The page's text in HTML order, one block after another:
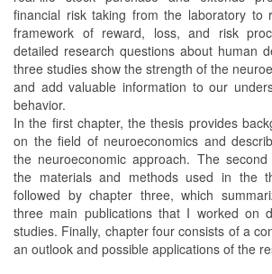
financial risk taking from the laboratory to
framework of reward, loss, and risk
detailed research questions about human
three studies show the strength of the
and add valuable information to our
behavior.
In the first chapter, the thesis provides
on the field of neuroeconomics and
the neuroeconomic approach. The
the materials and methods used in the
followed by chapter three, which
three main publications that I worked on
studies. Finally, chapter four consists of a
an outlook and possible applications of the